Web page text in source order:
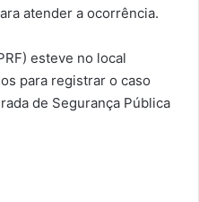
atender a ocorrência.
esteve no local
para registrar o caso
de Segurança Pública